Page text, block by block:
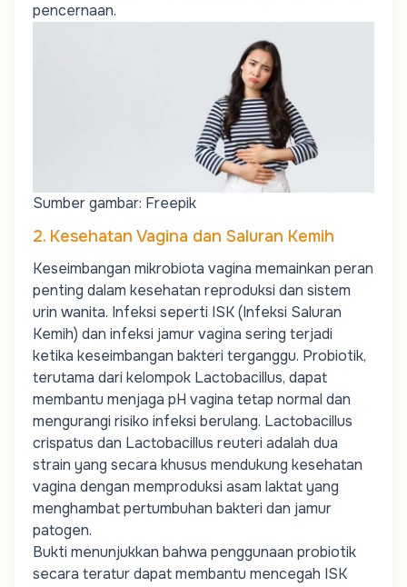
pencernaan.
Sumber gambar: Freepik
2. Kesehatan Vagina dan Saluran Kemih
Keseimbangan mikrobiota vagina memainkan peran
penting dalam kesehatan reproduksi dan sistem
urin wanita. Infeksi seperti ISK (Infeksi Saluran
Kemih) dan infeksi jamur vagina sering terjadi
ketika keseimbangan bakteri terganggu. Probiotik,
terutama dari kelompok Lactobacillus, dapat
membantu menjaga pH vagina tetap normal dan
mengurangi risiko infeksi berulang. Lactobacillus
crispatus dan Lactobacillus reuteri adalah dua
strain yang secara khusus mendukung kesehatan
vagina dengan memproduksi asam laktat yang
menghambat pertumbuhan bakteri dan jamur
patogen.
Bukti menunjukkan bahwa penggunaan probiotik
secara teratur dapat membantu mencegah ISK